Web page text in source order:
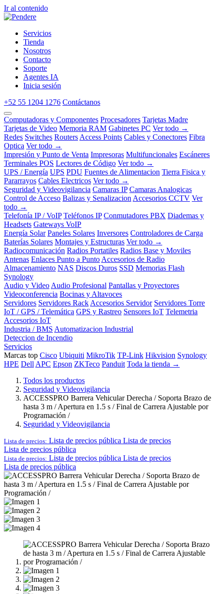
Ir al contenido
Servicios
Tienda
Nosotros
Contacto
Soporte
Agentes IA
Inicia sesión
+52 55 1204 1276 Contáctanos
Computadoras y Componentes Procesadores Tarjetas Madre
Tarjetas de Video Memoria RAM Gabinetes PC Ver todo →
Redes Switches Routers Access Points Cables y Conectores Fibra
Optica Ver todo →
Impresión y Punto de Venta Impresoras Multifuncionales Escáneres
Terminales POS Lectores de Código Ver todo →
UPS / Energía UPS PDU Fuentes de Alimentacion Tierra Fisica y
Pararrayos Cables Electricos Ver todo →
Seguridad y Videovigilancia Camaras IP Camaras Analogicas
Control de Acceso Balizas y Senalizacion Accesorios CCTV Ver
todo →
Telefonía IP / VoIP Teléfonos IP Conmutadores PBX Diademas y
Headsets Gateways VoIP
Energía Solar Paneles Solares Inversores Controladores de Carga
Baterías Solares Montajes y Estructuras Ver todo →
Radiocomunicación Radios Portatiles Radios Base y Moviles
Antenas Enlaces Punto a Punto Accesorios de Radio
Almacenamiento NAS Discos Duros SSD Memorias Flash
Synology
Audio y Video Audio Profesional Pantallas y Proyectores
Videoconferencia Bocinas y Altavoces
Servidores Servidores Rack Accesorios Servidor Servidores Torre
IoT / GPS / Telemática GPS y Rastreo Sensores IoT Telemetria
Accesorios IoT
Industria / BMS Automatizacion Industrial
Deteccion de Incendio
Servicios
Marcas top Cisco Ubiquiti MikroTik TP-Link Hikvision Synology
HPE Dell APC Epson ZKTeco Panduit Toda la tienda →
Todos los productos
Seguridad y Videovigilancia
ACCESSPRO Barrera Vehicular Derecha / Soporta Brazo de
hasta 3 m / Apertura en 1.5 s / Final de Carrera Ajustable por
Programación /
Seguridad y Videovigilancia
Lista de precios: Lista de precios pública Lista de precios
Lista de precios pública
Lista de precios: Lista de precios pública Lista de precios
Lista de precios pública